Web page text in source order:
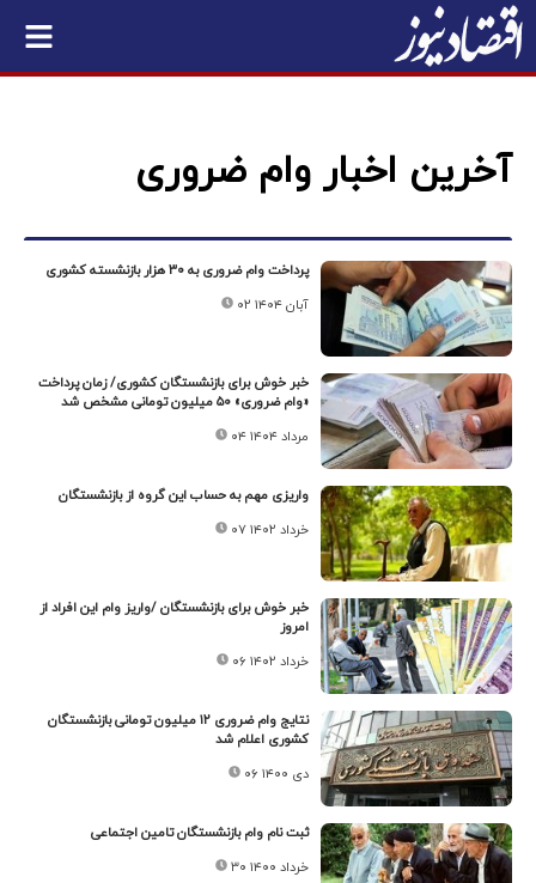
آخرین اخبار وام ضروری
پرداخت وام ضروری به ۳۰ هزار بازنشسته کشوری
۰۲ آبان ۱۴۰۴
خبر خوش برای بازنشستگان کشوری/ زمان پرداخت
«وام ضروری» ۵۰ میلیون تومانی مشخص شد
۰۴ مرداد ۱۴۰۴
واریزی مهم به حساب این گروه از بازنشستگان
۰۷ خرداد ۱۴۰۲
خبر خوش برای بازنشستگان /واریز وام این افراد از
امروز
۰۶ خرداد ۱۴۰۲
نتایج وام ضروری ۱۲ میلیون تومانی بازنشستگان
کشوری اعلام شد
۰۶ دی ۱۴۰۰
ثبت نام وام بازنشستگان تامین اجتماعی
۳۰ خرداد ۱۴۰۰